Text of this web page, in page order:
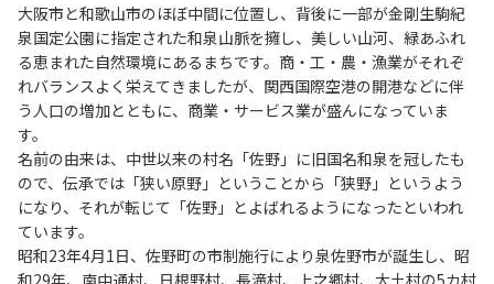
大阪市と和歌山市のほぼ中間に位置し、背後に一部が金剛生駒紀
泉国定公園に指定された和泉山脈を擁し、美しい山河、緑あふれ
る恵まれた自然環境にあるまちです。商・工・農・漁業がそれぞ
れバランスよく栄えてきましたが、関西国際空港の開港などに伴
う人口の増加とともに、商業・サービス業が盛んになっていま
す。
名前の由来は、中世以来の村名「佐野」に旧国名和泉を冠したも
ので、伝承では「狭い原野」ということから「狭野」というよう
になり、それが転じて「佐野」とよばれるようになったといわれ
ています。
昭和23年4月1日、佐野町の市制施行により泉佐野市が誕生し、昭
和29年、南中通村、日根野村、長滝村、上之郷村、大土村の5カ村